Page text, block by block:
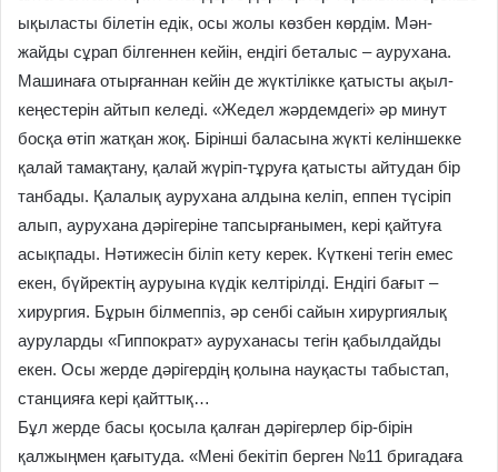
ықыласты білетін едік, осы жолы көзбен көрдім. Мән-
жайды сұрап білгеннен кейін, ендігі беталыс – аурухана.
Машинаға отырғаннан кейін де жүктілікке қатысты ақыл-
кеңестерін айтып келеді. «Жедел жәрдемдегі» әр минут
босқа өтіп жатқан жоқ. Бірінші баласына жүкті келіншекке
қалай тамақтану, қалай жүріп-тұруға қатысты айтудан бір
танбады. Қалалық аурухана алдына келіп, еппен түсіріп
алып, аурухана дәрігеріне тапсырғанымен, кері қайтуға
асықпады. Нәтижесін біліп кету керек. Күткені тегін емес
екен, бүйректің ауруына күдік келтірілді. Ендігі бағыт –
хирургия. Бұрын білмеппіз, әр сенбі сайын хирургиялық
ауруларды «Гиппократ» ауруханасы тегін қабылдайды
екен. Осы жерде дәрігердің қолына науқасты табыстап,
станцияға кері қайттық…
Бұл жерде басы қосыла қалған дәрігерлер бір-бірін
қалжыңмен қағытуда. «Мені бекітіп берген №11 бригадаға